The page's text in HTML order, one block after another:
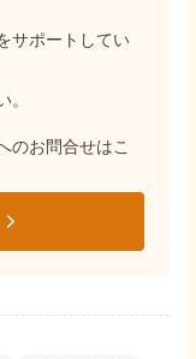
サポートしてい
。
のお問合せはこ